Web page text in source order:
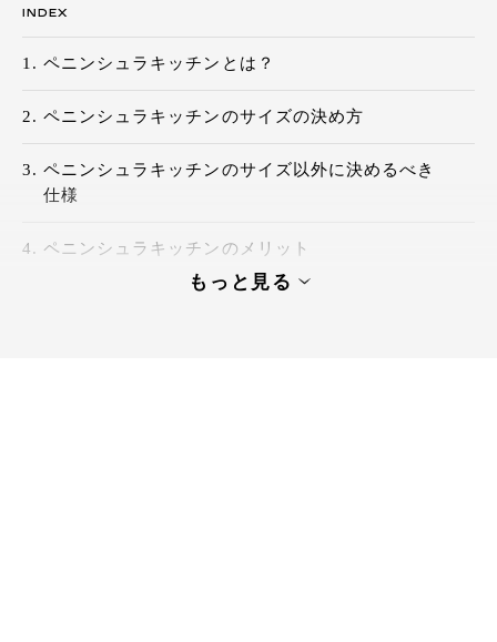
EN
INDEX
ペニンシュラキッチンとは？
ペニンシュラキッチンのサイズの決め方
ペニンシュラキッチンのサイズ以外に決めるべき
仕様
ペニンシュラキッチンのメリット
もっと見る